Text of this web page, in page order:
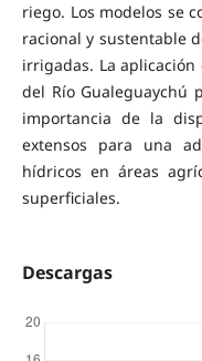
riego. Los modelos se
racional y sustentable
irrigadas. La
del Río Gualeguaychú
importancia de la
extensos para una
hídricos en áreas
superficiales.
Descargas